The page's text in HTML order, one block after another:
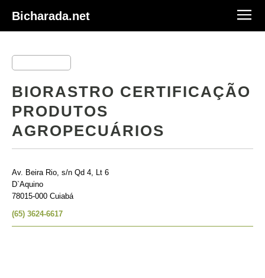
Bicharada.net
BIORASTRO CERTIFICAÇÃO
PRODUTOS
AGROPECUÁRIOS
Av. Beira Rio, s/n Qd 4, Lt 6
D`Aquino
78015-000 Cuiabá
(65) 3624-6617